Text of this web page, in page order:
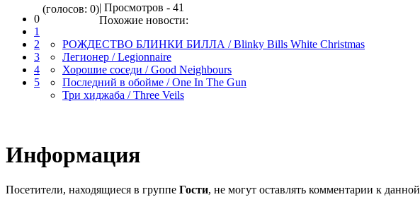
0
1
2
3
4
5
(голосов: 0)| Просмотров - 41
Похожие новости:
РОЖДЕСТВО БЛИНКИ БИЛЛА / Blinky Bills White Christmas
Легионер / Legionnaire
Хорошие соседи / Good Neighbours
Последний в обойме / One In The Gun
Три хиджаба / Three Veils
Информация
Посетители, находящиеся в группе Гости, не могут оставлять комментарии к